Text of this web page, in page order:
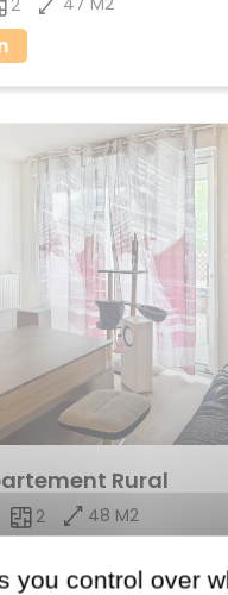
Rural
2 48 M2
you control over